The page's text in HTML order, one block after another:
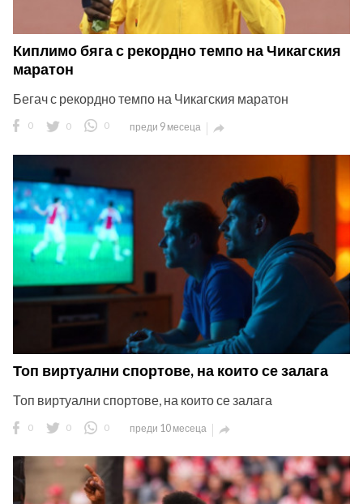
Киплимо бяга с рекордно темпо на Чикагския
маратон
Бегач с рекордно темпо на Чикагския маратон
0 0 0 преди 9 месеца 
Топ виртуални спортове, на които се залага
Топ виртуални спортове, на които се залага
0 0 0 преди 10 месеца 